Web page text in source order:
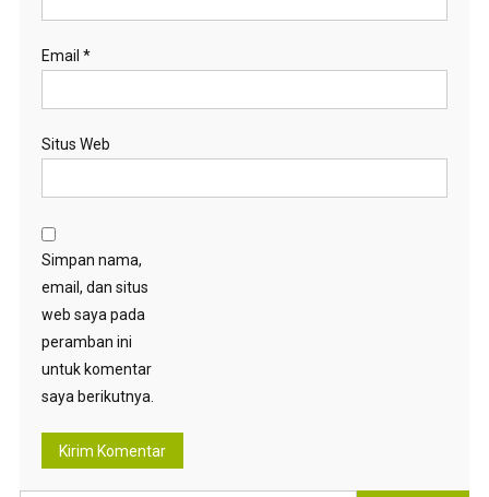
Email *
Situs Web
Simpan nama,
email, dan situs
web saya pada
peramban ini
untuk komentar
saya berikutnya.